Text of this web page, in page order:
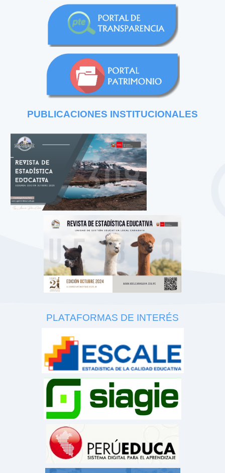
PUBLICACIONES INSTITUCIONALES
PLATAFORMAS DE INTERÉS